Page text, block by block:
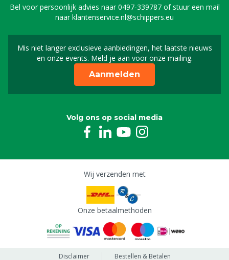
Bel voor persoonlijk advies naar0497-339787of stuur een mail
naarklantenservice.nl@schippers.eu
Mis niet langer exclusieve aanbiedingen, het laatste nieuws
en onze events. Meld je aan voor onze mailing.
Schrijf je in voor onze
Aanmelden
Volg ons op social media
Wij verzenden met
Onze betaalmethoden
Disclaimer Bestellen & Betalen